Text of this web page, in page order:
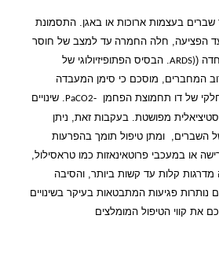
קטן מפצועי תאונות, בעיקר לאחר שברים בעצמות ארוכות או באגן. התסמונת
הפציעה, חלה החמרה עד למצב של חוסר
(
(ARDS
. הבסיס הפתופיזיולוגי של
רוב המחברים, מוסכם כי סימן המעבדה
של דו תחמוצת הפחמן -
PaCO2
. שינויים
מפושטת. בעקבות זאת, ניתן
השברים,
ומתן טיפול תומך בהפרעות
או במעכבי פרוטאינאזות כמו טראסילול,
קלות עד קשות ביותר, והסיבה
ספיקת נשימה חדה. רובם המכריע של החולים (85%-80%) מבריא לחלוטין, אולם ב-10%-5% מהחולים נותרות פגיעות המתבטאות בעיקר בשינויים
את קווי הטיפול המומלצים